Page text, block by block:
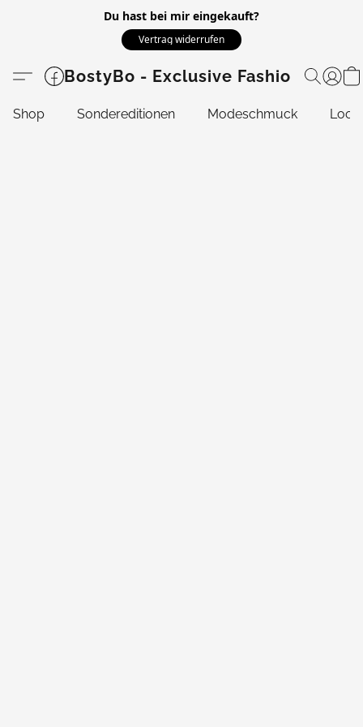
Du hast bei mir eingekauft?
Vertrag widerrufen
BostyBo - Exclusive Fashion
Shop Sondereditionen Modeschmuck